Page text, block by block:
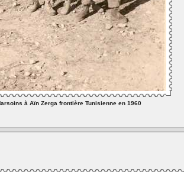
à Aïn Zerga frontière Tunisienne en 1960